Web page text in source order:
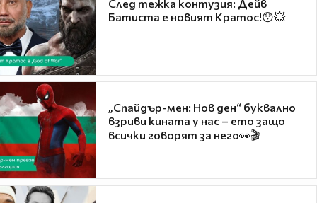
След тежка контузия: Дейв
Батиста е новият Кратос!😯💥
„Спайдър-мен: Нов ден“ буквално
взриви кината у нас – ето защо
всички говорят за него👀🎬